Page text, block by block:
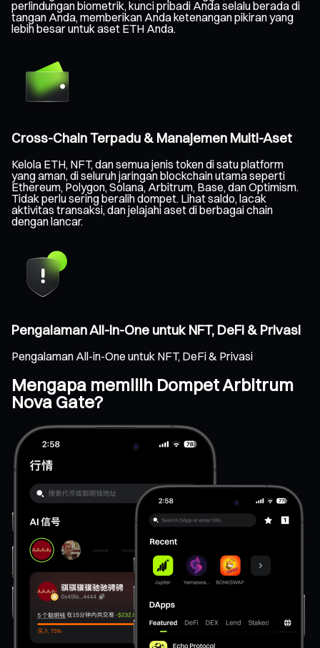
perlindungan biometrik, kunci pribadi Anda selalu berada di
tangan Anda, memberikan Anda ketenangan pikiran yang
lebih besar untuk aset ETH Anda.
Cross-Chain Terpadu & Manajemen Multi-Aset
Kelola ETH, NFT, dan semua jenis token di satu platform
yang aman, di seluruh jaringan blockchain utama seperti
Ethereum, Polygon, Solana, Arbitrum, Base, dan Optimism.
Tidak perlu sering beralih dompet. Lihat saldo, lacak
aktivitas transaksi, dan jelajahi aset di berbagai chain
dengan lancar.
Pengalaman All-in-One untuk NFT, DeFi & Privasi
Pengalaman All-in-One untuk NFT, DeFi & Privasi
Mengapa memilih Dompet Arbitrum
Nova Gate?